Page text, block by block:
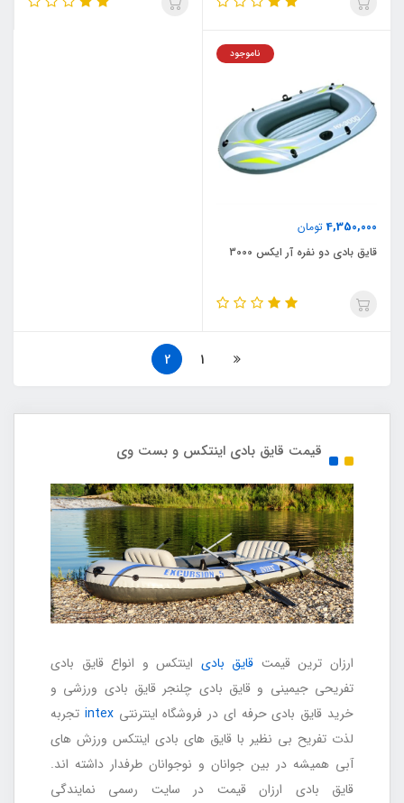
4,350,000تومان
ناموجود
قایق بادی دو نفره آر ایکس 3000
1
2
قیمت قایق بادی اینتکس و بست وی
ارزان ترین قیمت قایق بادی اینتکس و انواع قایق بادی
تفریحی جیمینی و قایق بادی چلنجر قایق بادی ورزشی و
خرید قایق بادی حرفه ای در فروشگاه اینترنتیintex تجربه
لذت تفریح بی نظیر با قایق های بادی اینتکس ورزش های
آبی همیشه در بین جوانان و نوجوانان طرفدار داشته اند.
قایق بادی ارزان قیمت در سایت رسمی نمایندگی